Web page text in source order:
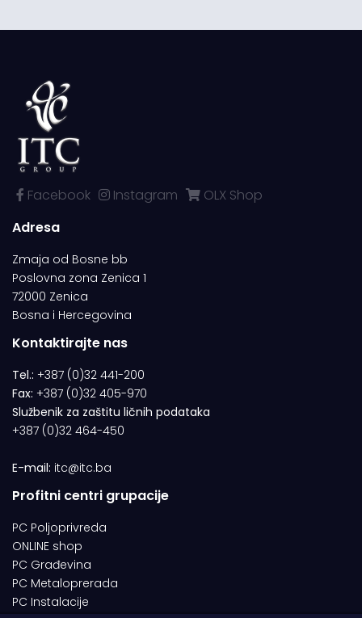
Facebook Instagram
OLX Shop
Adresa
Zmaja od Bosne bb
Poslovna zona Zenica 1
72000 Zenica
Bosna i Hercegovina
Kontaktirajte nas
Tel.: +387 (0)32 441-200
Fax: +387 (0)32 405-970
Službenik za zaštitu ličnih podataka
+387 (0)32 464-450
E-mail: itc@itc.ba
Profitni centri grupacije
PC Poljoprivreda
ONLINE shop
PC Građevina
PC Metaloprerada
PC Instalacije